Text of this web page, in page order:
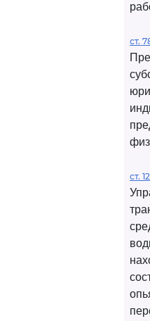
ст.
ст.